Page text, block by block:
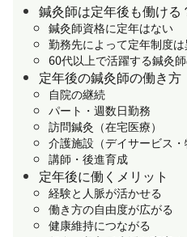
鍼灸師は定年後も働ける
鍼灸師資格に定年はない
勤務先によって定年制度
60代以上で活躍する鍼灸
定年後の鍼灸師の働き方
自院の継続
パート・週数日勤務
訪問鍼灸（在宅医療）
介護施設（デイサービス・
講師・後進育成
定年後に働くメリット
経験と人脈が活かせる
働き方の自由度が広がる
健康維持につながる